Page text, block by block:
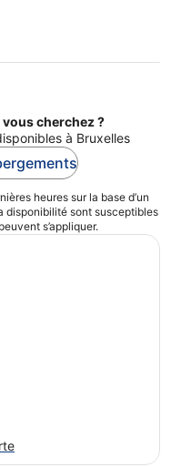
cherchez ?
à Bruxelles
heures sur la base d’un
disponibilité sont susceptibles
s’appliquer.